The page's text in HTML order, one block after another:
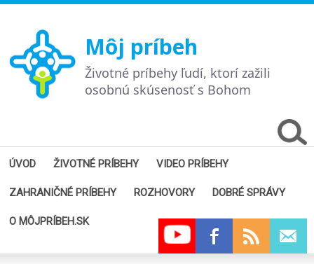
Môj príbeh
Životné príbehy ľudí, ktorí zažili
osobnú skúsenosť s Bohom
ÚVOD ŽIVOTNÉ PRÍBEHY VIDEO PRÍBEHY
ZAHRANIČNÉ PRÍBEHY ROZHOVORY DOBRÉ SPRÁVY
O MÔJPRÍBEH.SK